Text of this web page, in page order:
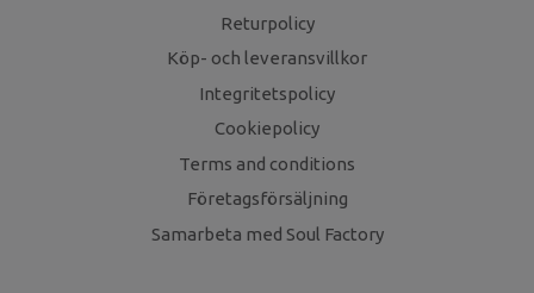
Returpolicy
Köp- och leveransvillkor
Integritetspolicy
Cookiepolicy
Terms and conditions
Företagsförsäljning
Samarbeta med Soul Factory